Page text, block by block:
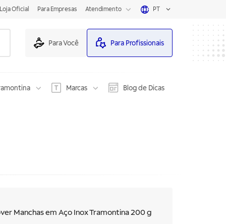
Loja Oficial Para Empresas Atendimento PT
Para Você Para Profissionais
Marcas Blog de Dicas
Manchas em Aço Inox Tramontina 200 g